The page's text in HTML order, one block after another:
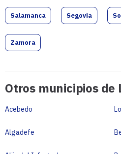
Salamanca Segovia
Zamora
Otros municipios de
Acebedo
Algadefe